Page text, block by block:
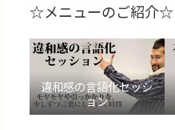
☆メニューのご紹介☆
違和感の言語化セッシ
ョン